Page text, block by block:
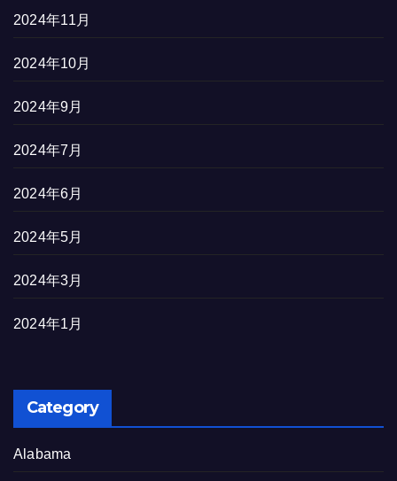
2024年11月
2024年10月
2024年9月
2024年7月
2024年6月
2024年5月
2024年3月
2024年1月
Category
Alabama